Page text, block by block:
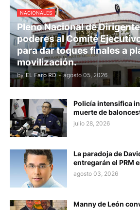
NACIONALES
Pleno Nacional de
poderes al Comité
para dar toques finales a
movilización.
by EL Faro RD - agosto 05, 2026
Policía intensifica
muerte de
julio 28, 2026
La paradoja de
entregarán el PRM
agosto 03, 2026
Manny de León